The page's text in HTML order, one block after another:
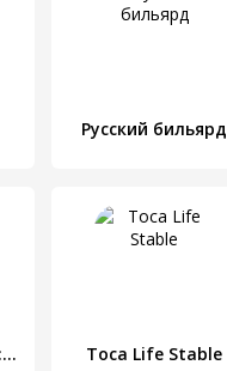
Русский бильярд
Grand Theft Auto: San Andreas Toca Life Stable